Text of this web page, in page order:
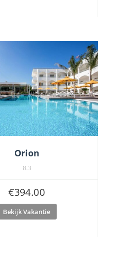
Orion
8.3
€394.00
Bekijk Vakantie